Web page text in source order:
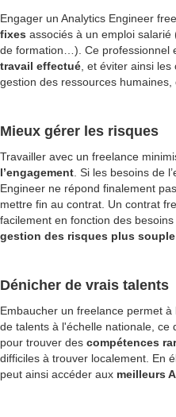
Engager un Analytics Engineer
fixes associés à un emploi
de formation…). Ce professionnel
travail effectué , et éviter ainsi
gestion des ressources
Mieux gérer les risques
Travailler avec un freelance
l’engagement . Si les besoins de
Engineer ne répond finalement
mettre fin au contrat. Un contrat
facilement en fonction des
gestion des risques plus souple
Dénicher de vrais talents
Embaucher un freelance permet
de talents à l'échelle nationale, ce
pour trouver des compétences
difficiles à trouver localement. En
peut ainsi accéder aux meilleurs